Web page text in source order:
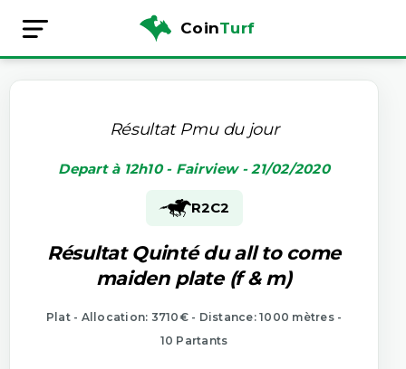
CoinTurf
Résultat Pmu du jour
Depart à 12h10 - Fairview - 21/02/2020
R2C2
Résultat Quinté du all to come
maiden plate (f & m)
Plat - Allocation: 3710€ - Distance: 1000 mètres -
10 Partants